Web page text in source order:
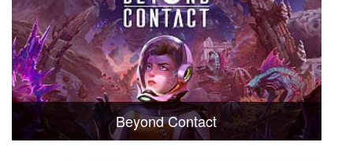
Beyond Contact